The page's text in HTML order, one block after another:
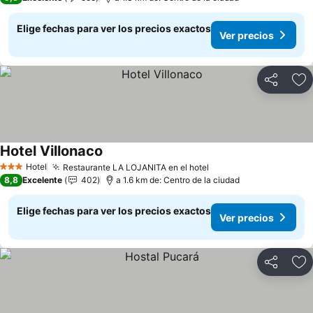
Elige fechas para ver los precios exactos
Ver precios
Compartir
3 Estrellas
Hotel Restaurante LA LOJANITA en el hotel
Hotel Villonaco
8,8 Excelente 402 a 1.6 km de: Centro de la ciudad
Elige fechas para ver los precios exactos
Ver precios
Compartir